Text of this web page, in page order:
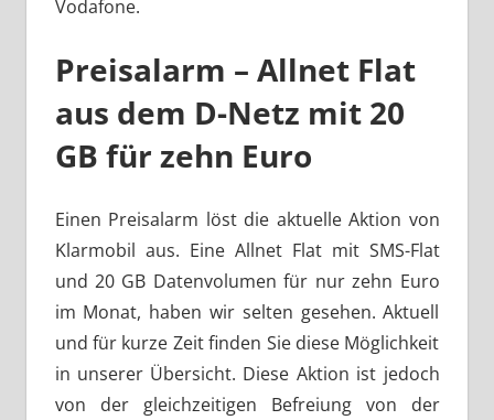
Vodafone.
Preisalarm – Allnet Flat
aus dem D-Netz mit 20
GB für zehn Euro
Einen Preisalarm löst die aktuelle Aktion von
Klarmobil aus. Eine Allnet Flat mit SMS-Flat
und 20 GB Datenvolumen für nur zehn Euro
im Monat, haben wir selten gesehen. Aktuell
und für kurze Zeit finden Sie diese Möglichkeit
in unserer Übersicht. Diese Aktion ist jedoch
von der gleichzeitigen Befreiung von der